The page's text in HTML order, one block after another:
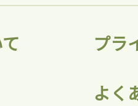
プラ
よく